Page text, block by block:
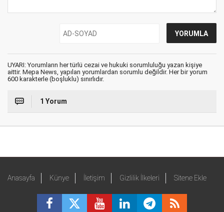
UYARI: Yorumların her türlü cezai ve hukuki sorumluluğu yazan kişiye
aittir. Mepa News, yapılan yorumlardan sorumlu değildir. Her bir yorum
600 karakterle (boşluklu) sınırlıdır.
1 Yorum
Anasayfa Künye İletişim Gizlilik İlkeleri Sitene Ekle